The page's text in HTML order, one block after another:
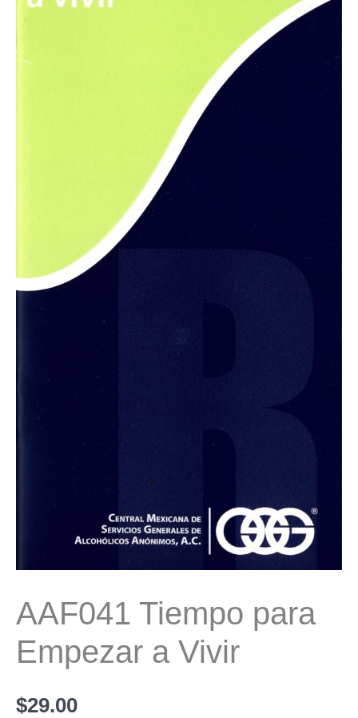
AAF041 Tiempo para
Empezar a Vivir
$29.00